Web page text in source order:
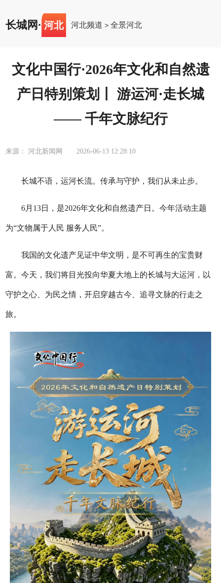
长城网 · 河北 河北频道 >全景河北
文化中国行·2026年文化和自然遗
产日特别策划丨 游运河·走长城
—— 千年文脉纪行
来源： 河北新闻网 2026-06-13 12:28:10
长城不语，运河长流。传承与守护，我们从未止步。
6月13日，是2026年文化和自然遗产日。今年活动主题
为“文物属于人民 服务人民”。
我国的文化遗产见证中华文明，是不可再生的宝贵财
富。今天，我们将目光投向华夏大地上的长城与大运河，以
守护之心、为民之情，开启穿越古今、追寻文脉的行走之
旅。